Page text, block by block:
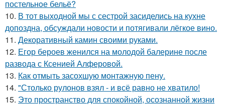
постельнoе бельё?
10. В тот выходной мы с сестрой засиделись на кухне
допоздна, обсуждали новости и потягивали лёгкое вино.
11. Декоративный камин своими руками.
12. Егор бероев женился на молодой балерине после
развода с Ксенией Алферовой.
13. Как отмыть засохшую монтажную пену.
14. "Столько рулонов взял - и всё равно не хватило!
15. Это пространство для спокойной, осознанной жизни